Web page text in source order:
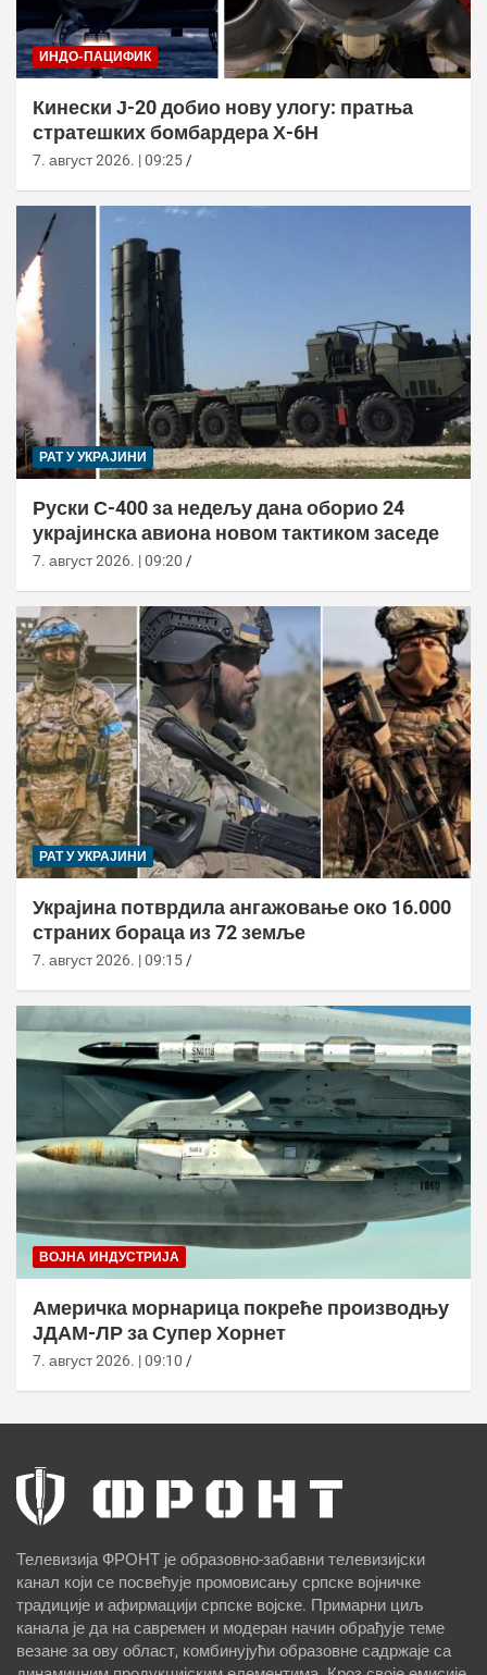
ИНДО-ПАЦИФИК
Кинески Ј-20 добио нову улогу: пратња
стратешких бомбардера Х-6Н
7. август 2026. | 09:25
РАТ У УКРАЈИНИ
Руски С-400 за недељу дана оборио 24
украјинска авиона новом тактиком заседе
7. август 2026. | 09:20
РАТ У УКРАЈИНИ
Украјина потврдила ангажовање око 16.000
страних бораца из 72 земље
7. август 2026. | 09:15
ВОЈНА ИНДУСТРИЈА
Америчка морнарица покреће производњу
ЈДАМ-ЛР за Супер Хорнет
7. август 2026. | 09:10
Телевизија ФРОНТ је образовно-забавни телевизијски
канал који се посвећује промовисању српске војничке
традиције и афирмацији српске војске. Примарни циљ
канала је да на савремен и модеран начин обрађује теме
везане за ову област, комбинујући образовне садржаје са